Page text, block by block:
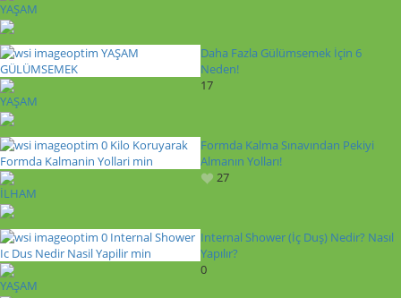
YAŞAM
YAŞAM
Daha Fazla Gülümsemek İçin 6
Neden!
17
İLHAM
Formda Kalma Sınavından Pekiyi
Almanın Yolları!
27
YAŞAM
Internal Shower (İç Duş) Nedir? Nasıl
Yapılır?
0